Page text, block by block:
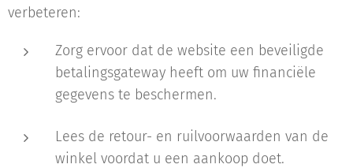
verbeteren:
Zorg ervoor dat de website een beveiligde
betalingsgateway heeft om uw financiële
gegevens te beschermen.
Lees de retour- en ruilvoorwaarden van de
winkel voordat u een aankoop doet.